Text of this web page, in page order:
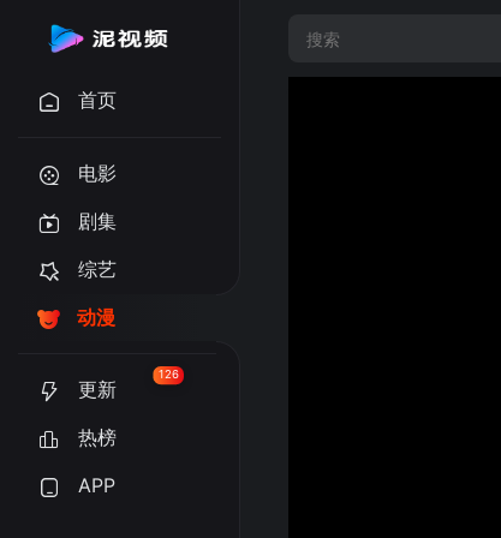
首页
电影
剧集
综艺
动漫
更新
126
热榜
APP